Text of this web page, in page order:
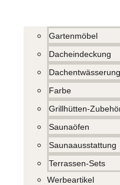
Gartenmöbel
Dacheindeckung
Dachentwässerung
Farbe
Grillhütten-
Saunaöfen
Saunaausstattung
Terrassen-Sets
Werbeartikel